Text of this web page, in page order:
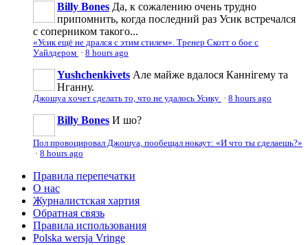
Billy Bones Да, к сожалению очень трудно
припомнить, когда последний раз Усик встречался
с соперником такого...
«Усик ещё не дрался с этим стилем». Тренер Скотт о бое с
Уайлдером · 8 hours ago
Yushchenkivets Але майже вдалося Каннігему та
Нганну.
Джошуа хочет сделать то, что не удалось Усику · 8 hours ago
Billy Bones И шо?
Пол провоцировал Джошуа, пообещал нокаут: «И что ты сделаешь?»
· 8 hours ago
Правила перепечатки
О нас
Журналистская хартия
Обратная связь
Правила использования
Polska wersja Vringe